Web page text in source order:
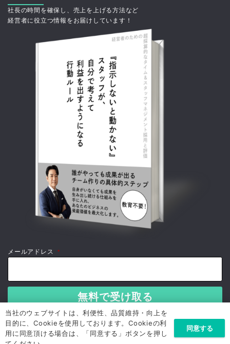
社長の時間を確保し、売上を上げる方法など
経営者に役立つ情報をお届けしています！
メールアドレス *
当社のウェブサイトは、利便性、品質維持・向上を
目的に、Cookieを使用しております。Cookieの利
用に同意頂ける場合は、「同意する」ボタンを押し
同意する